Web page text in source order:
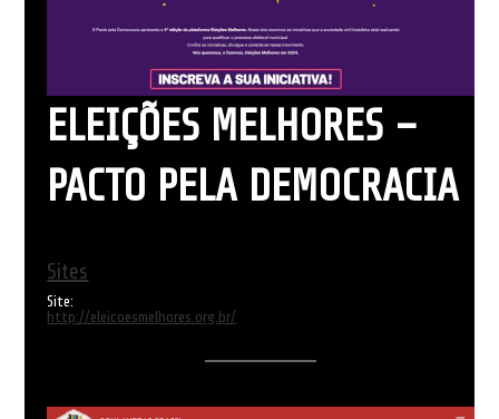
ELEIÇÕES MELHORES –
PACTO PELA DEMOCRACIA
Sites
Site:
http://eleicoesmelhores.org.br/